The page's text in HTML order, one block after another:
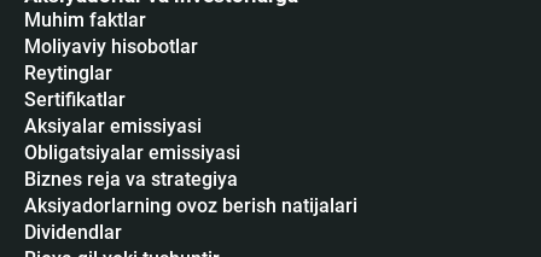
Muhim faktlar
Moliyaviy hisobotlar
Reytinglar
Sertifikatlar
Аksiyalar emissiyasi
Obligatsiyalar emissiyasi
Biznes reja va strategiya
Aksiyadorlarning ovoz berish natijalari
Dividendlar